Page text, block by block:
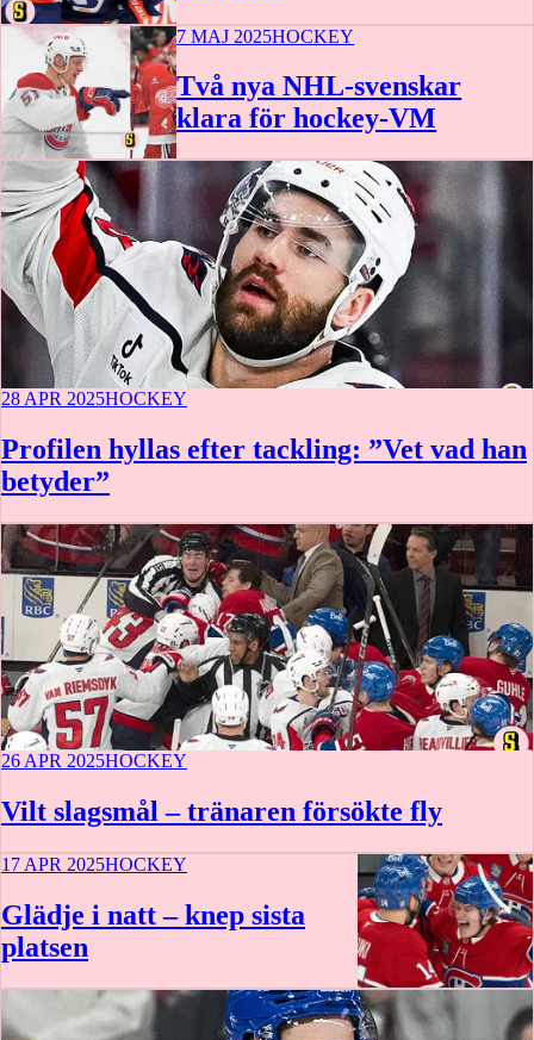
7 MAJ 2025HOCKEY
Två nya NHL-svenskar
klara för hockey-VM
28 APR 2025HOCKEY
Profilen hyllas efter tackling: ”Vet vad han
betyder”
26 APR 2025HOCKEY
Vilt slagsmål – tränaren försökte fly
17 APR 2025HOCKEY
Glädje i natt – knep sista
platsen